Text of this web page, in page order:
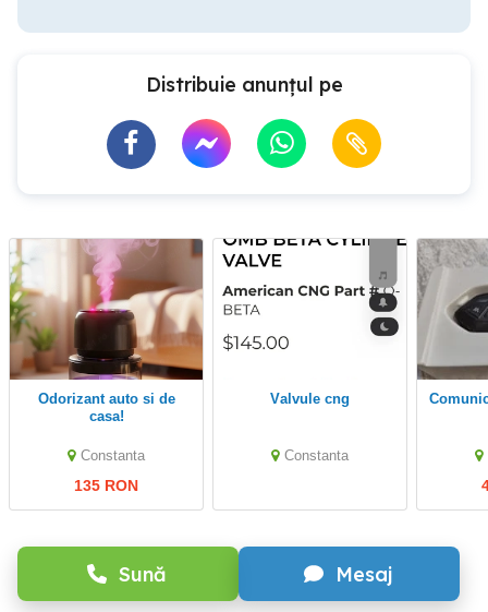
Sună Mesaj
Distribuie anunțul pe
Odorizant auto si de
casa!
Constanta
135 RON
Valvule cng
Constanta